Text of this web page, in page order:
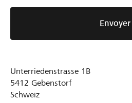
Envoyer
Unterriedenstrasse 1B
5412 Gebenstorf
Schweiz